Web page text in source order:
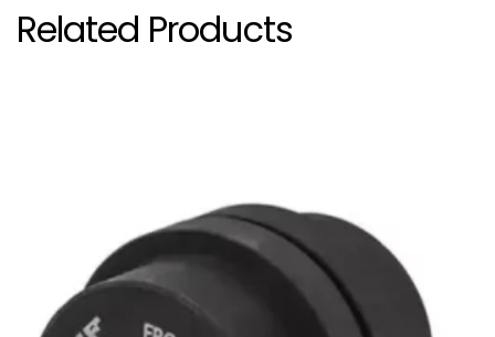
Related Products